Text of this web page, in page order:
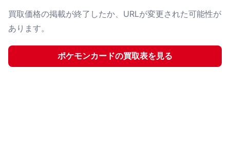
買取価格の掲載が終了したか、URLが変更された可能性が
あります。
ポケモンカードの買取表を見る